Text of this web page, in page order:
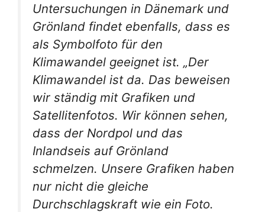
Untersuchungen in Dänemark und
Grönland findet ebenfalls, dass es
als Symbolfoto für den
Klimawandel geeignet ist. „Der
Klimawandel ist da. Das beweisen
wir ständig mit Grafiken und
Satellitenfotos. Wir können sehen,
dass der Nordpol und das
Inlandseis auf Grönland
schmelzen. Unsere Grafiken haben
nur nicht die gleiche
Durchschlagskraft wie ein Foto.